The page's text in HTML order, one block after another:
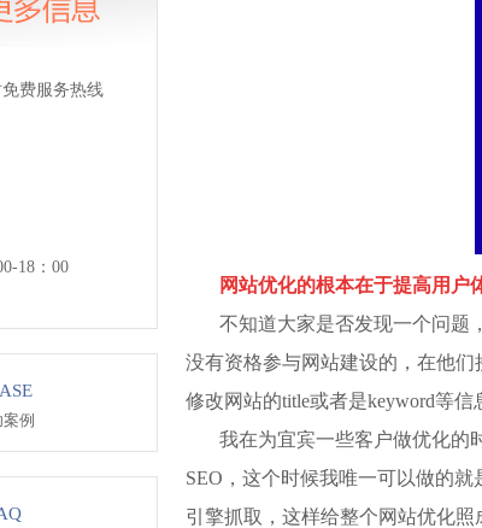
费服务热线
18：00
例
网站优化的根本在于提高用户
不知道大家是否发现一个问题
没有资格参与网站建设的，在他
修改网站的title或者是keyword等
我在为宜宾一些客户做优化的
SEO，这个时候我唯一可以做的
引擎抓取，这样给整个网站优化